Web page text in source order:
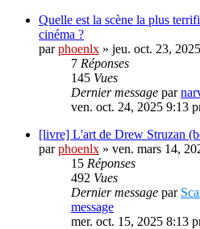
Quelle est la scène la plus
cinéma ?
parphoenlx » jeu. oct. 23,
7 Réponses
145 Vues
Dernier message par
ven. oct. 24, 2025 9:13
[livre] L'art de Drew Struzan
parphoenlx » ven. mars 14,
15 Réponses
492 Vues
Dernier message par
message
mer. oct. 15, 2025 8:13